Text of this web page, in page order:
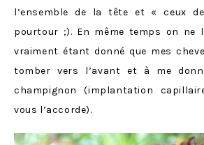
l’ensemble de la tête et « ceux
pourtour ;). En même temps on ne
vraiment étant donné que mes
tomber vers l’avant et à me
champignon (implantation
vous l’accorde).